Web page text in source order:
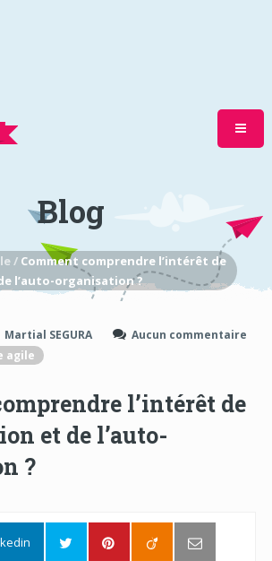
Blog
/ Comment comprendre l’intérêt de
l’auto-organisation ?
Martial SEGURA
Aucun commentaire
agile
l’intérêt de
et de l’auto-
?